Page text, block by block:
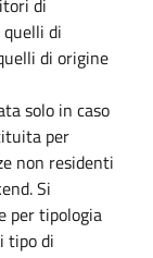
di
di origine
solo in caso
per
non residenti
Si
per tipologia
tipo di